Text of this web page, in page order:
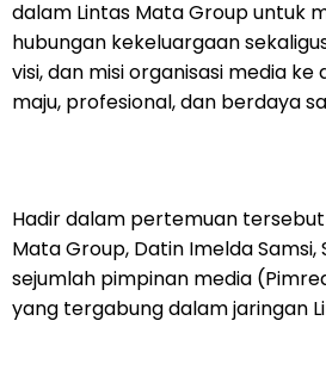
dalam Lintas Mata Group untuk
hubungan kekeluargaan
visi, dan misi organisasi media
maju, profesional, dan berdaya
Hadir dalam pertemuan
Mata Group, Datin Imelda Samsi,
sejumlah pimpinan media
yang tergabung dalam jaringan